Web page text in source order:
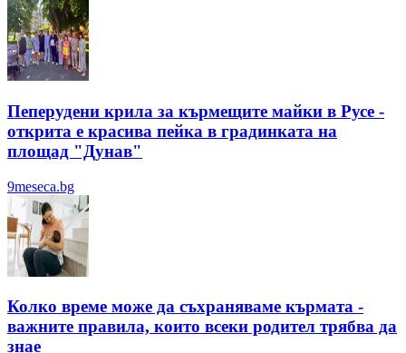
Пеперудени крила за кърмещите майки в Русе -
открита е красива пейка в градинката на
площад "Дунав"
9meseca.bg
Колко време може да съхраняваме кърмата -
важните правила, които всеки родител трябва да
знае